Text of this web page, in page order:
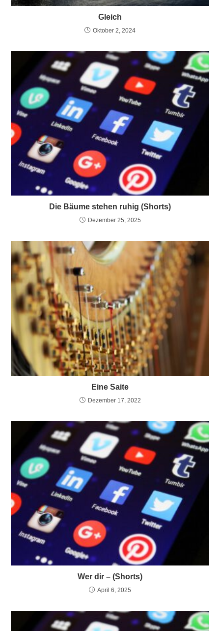
Gleich
Oktober 2, 2024
Die Bäume stehen ruhig (Shorts)
Dezember 25, 2025
Eine Saite
Dezember 17, 2022
Wer dir – (Shorts)
April 6, 2025